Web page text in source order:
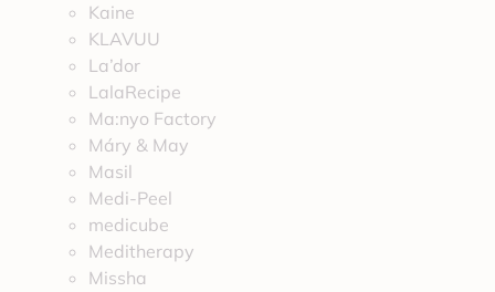
Kaine
KLAVUU
La’dor
LalaRecipe
Ma:nyo Factory
Máry & May
Masil
Medi-Peel
medicube
Meditherapy
Missha